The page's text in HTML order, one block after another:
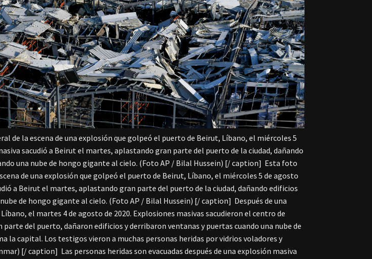
de la escena de una explosión que golpeó el puerto de Beirut, Líbano, el miércoles 5
sacudió a Beirut el martes, aplastando gran parte del puerto de la ciudad, dañando
una nube de hongo gigante al cielo. (Foto AP / Bilal Hussein) [/ caption] Esta foto
de una explosión que golpeó el puerto de Beirut, Líbano, el miércoles 5 de agosto
a Beirut el martes, aplastando gran parte del puerto de la ciudad, dañando edificios
de hongo gigante al cielo. (Foto AP / Bilal Hussein) [/ caption] Después de una
el martes 4 de agosto de 2020. Explosiones masivas sacudieron el centro de
del puerto, dañaron edificios y derribaron ventanas y puertas cuando una nube de
la capital. Los testigos vieron a muchas personas heridas por vidrios voladores y
[/ caption] Las personas heridas son evacuadas después de una explosión masiva